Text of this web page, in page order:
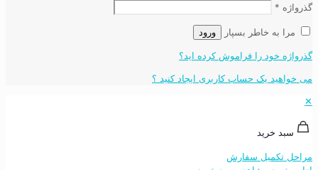
گذرواژه *
مرا به خاطر بسپار ورود
گذرواژه خود را فراموش کرده اید؟
می خواهید یک حساب کاربری ایجاد کنید ؟
✕
سبد خرید
مراحل تکمیل سفارش